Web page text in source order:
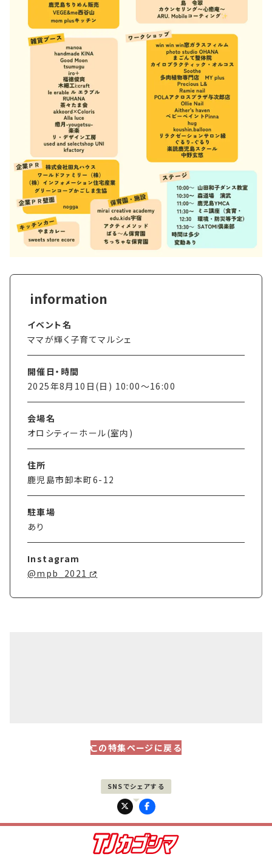
イベント名
ママが輝く子育てマルシェ
開催日・時間
2025年8月10日(日) 10:00〜16:00
会場名
オロシティーホール(室内)
住所
鹿児島市卸本町6-12
駐車場
あり
Instagram
@mpb_2021
この特集ページに戻る
PAGE UP